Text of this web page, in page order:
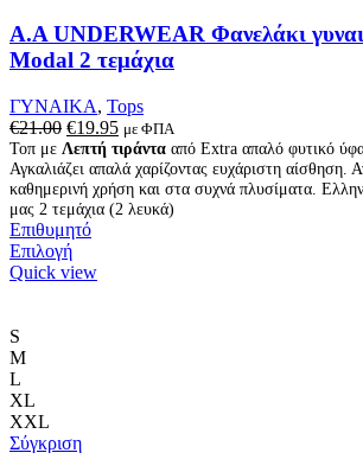
Α.A UNDERWEAR Φανελάκι
Modal 2 τεμάχια
ΓΥΝΑΙΚΑ, Tops
€21.00 Original
price
was:
€21.00.
€19.95Η
τρέχουσα
τιμή
είναι:
€19.95.
με ΦΠΑ
Τοπ με Λεπτή τιράντα από Extra απαλό φυτικό
Αγκαλιάζει απαλά χαρίζοντας ευχάριστη αίσθηση.
καθημερινή χρήση και στα συχνά πλυσίματα.
μας 2 τεμάχια (2 λευκά)
Επιθυμητό
ΕπιλογήΑυτό
το
να
Quick view
S
M
L
XL
XXL
Σύγκριση